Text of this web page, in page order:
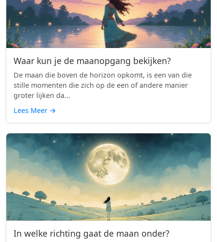
Waar kun je de maanopgang bekijken?
De maan die boven de horizon opkomt, is een van die
stille momenten die zich op de een of andere manier
groter lijken da...
Lees Meer →
In welke richting gaat de maan onder?